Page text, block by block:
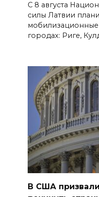
С 8 августа
силы Латвии
мобилизационные
городах: Риге,
В США